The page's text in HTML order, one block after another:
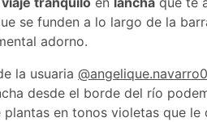
se funden a lo largo de la
adorno.
la usuaria @angelique.navarro0
desde el borde del río
en tonos violetas que le